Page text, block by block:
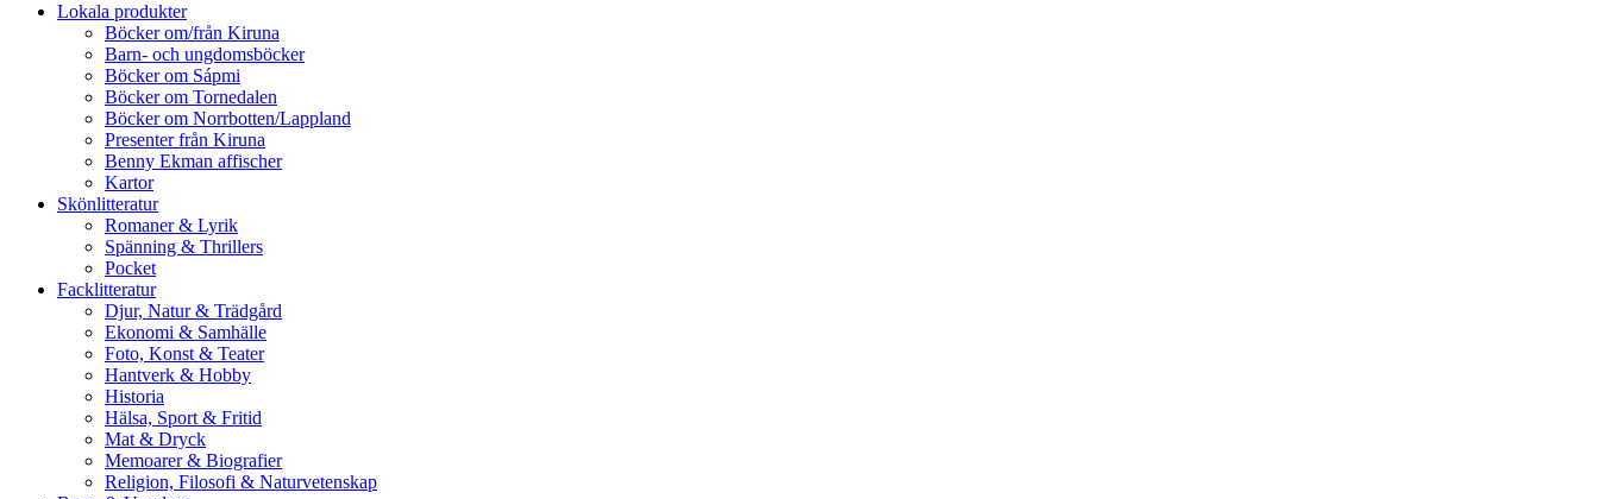
Lokala produkter
Böcker om/från Kiruna
Barn- och ungdomsböcker
Böcker om Sápmi
Böcker om Tornedalen
Böcker om Norrbotten/Lappland
Presenter från Kiruna
Benny Ekman affischer
Kartor
Skönlitteratur
Romaner & Lyrik
Spänning & Thrillers
Pocket
Facklitteratur
Djur, Natur & Trädgård
Ekonomi & Samhälle
Foto, Konst & Teater
Hantverk & Hobby
Historia
Hälsa, Sport & Fritid
Mat & Dryck
Memoarer & Biografier
Religion, Filosofi & Naturvetenskap